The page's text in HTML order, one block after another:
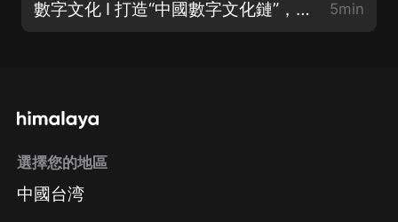
數字文化 I 打造“中國數字文化鏈”， 讓收藏變簡單，文化活起來 5min
選擇您的地區
中國台湾